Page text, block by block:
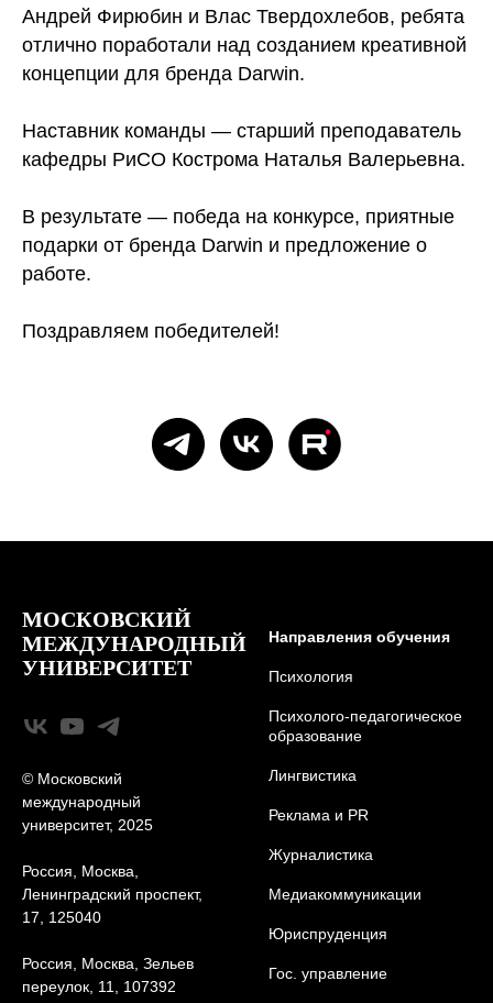
Андрей Фирюбин и Влас Твердохлебов, ребята
отлично поработали над созданием креативной
концепции для бренда Darwin.
Наставник команды — старший преподаватель
кафедры РиСО Кострома Наталья Валерьевна.
В результате — победа на конкурсе, приятные
подарки от бренда Darwin и предложение о
работе.
Поздравляем победителей!
МОСКОВСКИЙ
МЕЖДУНАРОДНЫЙ
УНИВЕРСИТЕТ
© Московский
международный
университет, 2025
Россия, Москва,
Ленинградский проспект,
17, 125040
Россия, Москва, Зельев
переулок, 11, 107392
Направления обучения
Психология
Психолого-педагогическое
образование
Лингвистика
Реклама и PR
Журналистика
Медиакоммуникации
Юриcпруденция
Гос. управление